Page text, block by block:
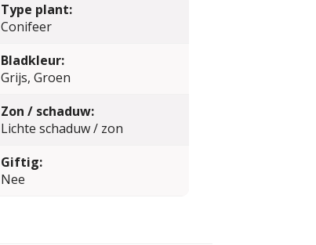
Type plant:
Conifeer
Bladkleur:
Grijs, Groen
Zon / schaduw:
Lichte schaduw / zon
Giftig:
Nee